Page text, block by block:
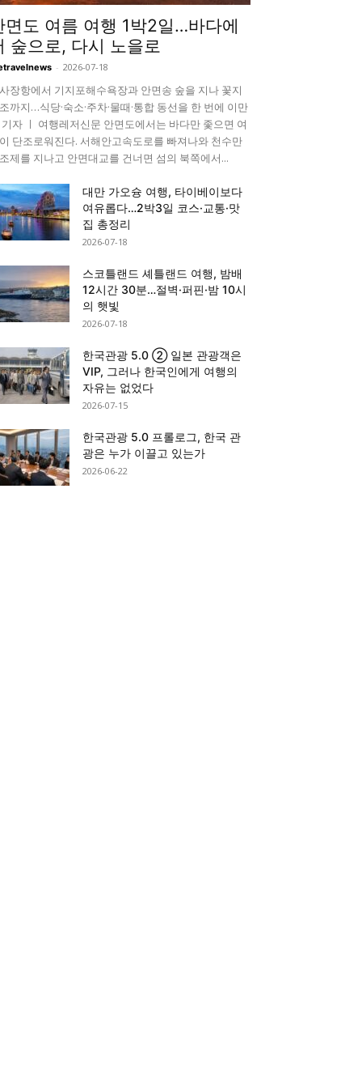
면도 여름 여행 1박2일…바다에
숲으로, 다시 노을로
- 2026-07-18
장항에서 기지포해수욕장과 안면송 숲을 지나 꽃지
까지…식당·숙소·주차·물때·통합 동선을 한 번에 이만
자 ㅣ 여행레저신문 안면도에서는 바다만 좇으면 여
단조로워진다. 서해안고속도로를 빠져나와 천수만
제를 지나고 안면대교를 건너면 섬의 북쪽에서...
대만 가오슝 여행, 타이베이보다
여유롭다…2박3일 코스·교통·맛
집 총정리
2026-07-18
스코틀랜드 셰틀랜드 여행, 밤배
12시간 30분…절벽·퍼핀·밤 10시
의 햇빛
2026-07-18
한국관광 5.0 ② 일본 관광객은
VIP, 그러나 한국인에게 여행의
자유는 없었다
2026-07-15
한국관광 5.0 프롤로그, 한국 관
광은 누가 이끌고 있는가
2026-06-22